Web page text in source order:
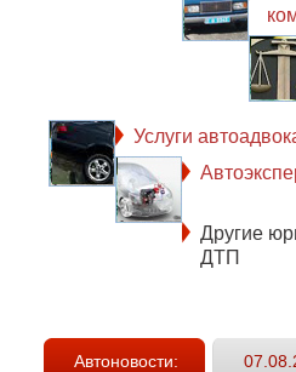
Услуги
Другие
ДТП
Автоновости: